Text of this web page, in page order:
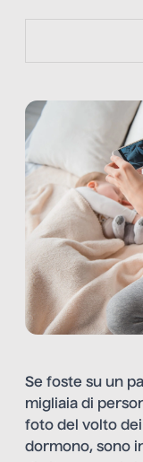
https://bit.ly/
Se foste su un
migliaia di
foto del volto
dormono, sono